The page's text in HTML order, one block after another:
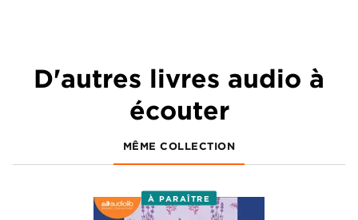
D'autres livres audio à
écouter
MÊME COLLECTION
À PARAÎTRE